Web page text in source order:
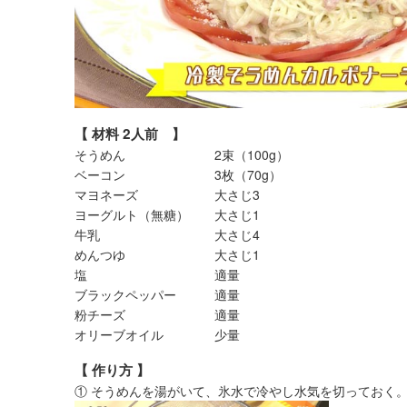
【 材料 2人前 】
そうめん 2束（100g）
ベーコン 3枚（70g）
マヨネーズ 大さじ3
ヨーグルト（無糖） 大さじ1
牛乳 大さじ4
めんつゆ 大さじ1
塩 適量
ブラックペッパー 適量
粉チーズ 適量
オリーブオイル 少量
【 作り方 】
① そうめんを湯がいて、氷水で冷やし水気を切っておく